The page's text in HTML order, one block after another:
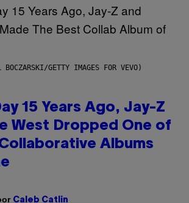
BOCZARSKI/GETTY IMAGES FOR VEVO)
15 Years Ago, Jay-Z
West Dropped One of
Albums
Caleb Catlin